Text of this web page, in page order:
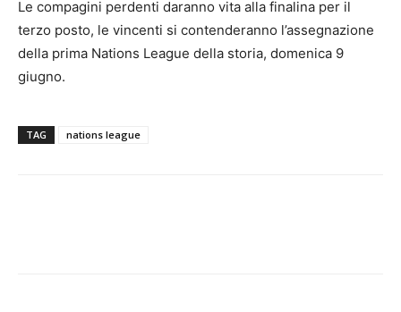
Le compagini perdenti daranno vita alla finalina per il
terzo posto, le vincenti si contenderanno l’assegnazione
della prima Nations League della storia, domenica 9
giugno.
TAG nations league